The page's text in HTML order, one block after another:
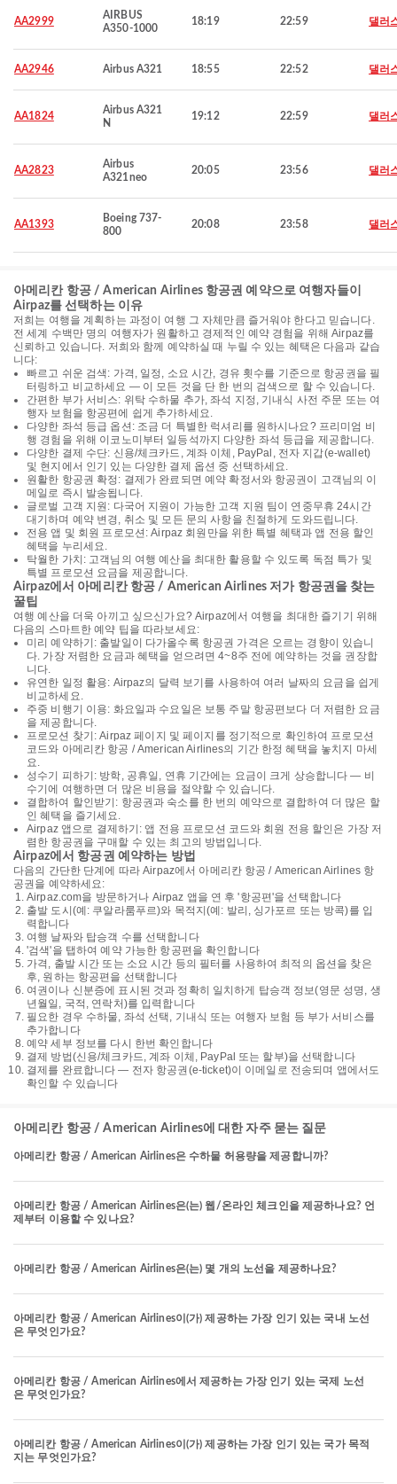
AA2999
AIRBUS
A350-1000
18:19 22:59 댈러
AA2946 Airbus A321 18:55 22:52 댈러
AA1824
Airbus A321
N
19:12 22:59 댈러
AA2823
Airbus
A321neo
20:05 23:56 댈러
AA1393
Boeing 737-
800
20:08 23:58 댈러
아메리칸 항공 / American Airlines 항공권 예약으로 여행자들이
Airpaz를 선택하는 이유
저희는 여행을 계획하는 과정이 여행 그 자체만큼 즐거워야 한다고 믿습니다.
전 세계 수백만 명의 여행자가 원활하고 경제적인 예약 경험을 위해 Airpaz를
신뢰하고 있습니다. 저희와 함께 예약하실 때 누릴 수 있는 혜택은 다음과 같습
니다:
빠르고 쉬운 검색: 가격, 일정, 소요 시간, 경유 횟수를 기준으로 항공권을 필
터링하고 비교하세요 — 이 모든 것을 단 한 번의 검색으로 할 수 있습니다.
간편한 부가 서비스: 위탁 수하물 추가, 좌석 지정, 기내식 사전 주문 또는 여
행자 보험을 항공편에 쉽게 추가하세요.
다양한 좌석 등급 옵션: 조금 더 특별한 럭셔리를 원하시나요? 프리미엄 비
행 경험을 위해 이코노미부터 일등석까지 다양한 좌석 등급을 제공합니다.
다양한 결제 수단: 신용/체크카드, 계좌 이체, PayPal, 전자 지갑(e-wallet)
및 현지에서 인기 있는 다양한 결제 옵션 중 선택하세요.
원활한 항공권 확정: 결제가 완료되면 예약 확정서와 항공권이 고객님의 이
메일로 즉시 발송됩니다.
글로벌 고객 지원: 다국어 지원이 가능한 고객 지원 팀이 연중무휴 24시간
대기하며 예약 변경, 취소 및 모든 문의 사항을 친절하게 도와드립니다.
전용 앱 및 회원 프로모션: Airpaz 회원만을 위한 특별 혜택과 앱 전용 할인
혜택을 누리세요.
탁월한 가치: 고객님의 여행 예산을 최대한 활용할 수 있도록 독점 특가 및
특별 프로모션 요금을 제공합니다.
Airpaz에서 아메리칸 항공 / American Airlines 저가 항공권을 찾는
꿀팁
여행 예산을 더욱 아끼고 싶으신가요? Airpaz에서 여행을 최대한 즐기기 위해
다음의 스마트한 예약 팁을 따라보세요:
미리 예약하기: 출발일이 다가올수록 항공권 가격은 오르는 경향이 있습니
다. 가장 저렴한 요금과 혜택을 얻으려면 4~8주 전에 예약하는 것을 권장합
니다.
유연한 일정 활용: Airpaz의 달력 보기를 사용하여 여러 날짜의 요금을 쉽게
비교하세요.
주중 비행기 이용: 화요일과 수요일은 보통 주말 항공편보다 더 저렴한 요금
을 제공합니다.
프로모션 찾기: Airpaz 페이지 및 페이지를 정기적으로 확인하여 프로모션
코드와 아메리칸 항공 / American Airlines의 기간 한정 혜택을 놓치지 마세
요.
성수기 피하기: 방학, 공휴일, 연휴 기간에는 요금이 크게 상승합니다 — 비
수기에 여행하면 더 많은 비용을 절약할 수 있습니다.
결합하여 할인받기: 항공권과 숙소를 한 번의 예약으로 결합하여 더 많은 할
인 혜택을 즐기세요.
Airpaz 앱으로 결제하기: 앱 전용 프로모션 코드와 회원 전용 할인은 가장 저
렴한 항공권을 구매할 수 있는 최고의 방법입니다.
Airpaz에서 항공권 예약하는 방법
다음의 간단한 단계에 따라 Airpaz에서 아메리칸 항공 / American Airlines 항
공권을 예약하세요:
Airpaz.com을 방문하거나 Airpaz 앱을 연 후 '항공편'을 선택합니다
출발 도시(예: 쿠알라룸푸르)와 목적지(예: 발리, 싱가포르 또는 방콕)를 입
력합니다
여행 날짜와 탑승객 수를 선택합니다
'검색'을 탭하여 예약 가능한 항공편을 확인합니다
가격, 출발 시간 또는 소요 시간 등의 필터를 사용하여 최적의 옵션을 찾은
후, 원하는 항공편을 선택합니다
여권이나 신분증에 표시된 것과 정확히 일치하게 탑승객 정보(영문 성명, 생
년월일, 국적, 연락처)를 입력합니다
필요한 경우 수하물, 좌석 선택, 기내식 또는 여행자 보험 등 부가 서비스를
추가합니다
예약 세부 정보를 다시 한번 확인합니다
결제 방법(신용/체크카드, 계좌 이체, PayPal 또는 할부)을 선택합니다
결제를 완료합니다 — 전자 항공권(e-ticket)이 이메일로 전송되며 앱에서도
확인할 수 있습니다
아메리칸 항공 / American Airlines에 대한 자주 묻는 질문
아메리칸 항공 / American Airlines은 수하물 허용량을 제공합니까?
아메리칸 항공 / American Airlines은(는) 웹/온라인 체크인을 제공하나요? 언
제부터 이용할 수 있나요?
아메리칸 항공 / American Airlines은(는) 몇 개의 노선을 제공하나요?
아메리칸 항공 / American Airlines이(가) 제공하는 가장 인기 있는 국내 노선
은 무엇인가요?
아메리칸 항공 / American Airlines에서 제공하는 가장 인기 있는 국제 노선
은 무엇인가요?
아메리칸 항공 / American Airlines이(가) 제공하는 가장 인기 있는 국가 목적
지는 무엇인가요?